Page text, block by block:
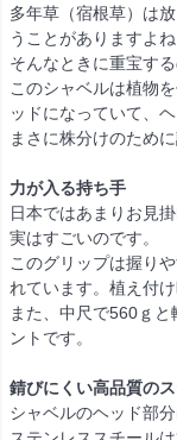
多年草（宿根草）は
うことがありますよね
そんなときに重宝す
このシャベルは植物
ッドになっていて、
まさに株分けのため
力が入る持ち手
日本ではあまりお見
実はすごいのです。
このグリップは握り
れています。植え付
また、中尺で560ｇ
ントです。
錆びにくい高品質の
シャベルのヘッド部